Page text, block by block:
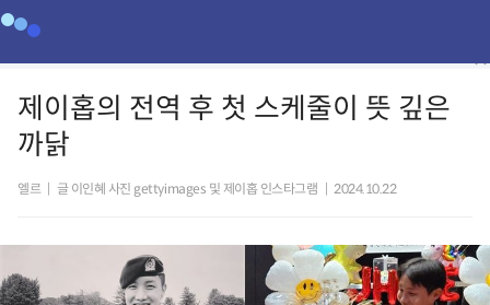
제이홉의 전역 후 첫 스케줄이 뜻 깊은
까닭
엘르 글 이인혜 사진 gettyimages 및 제이홉 인스타그램 2024.10.22